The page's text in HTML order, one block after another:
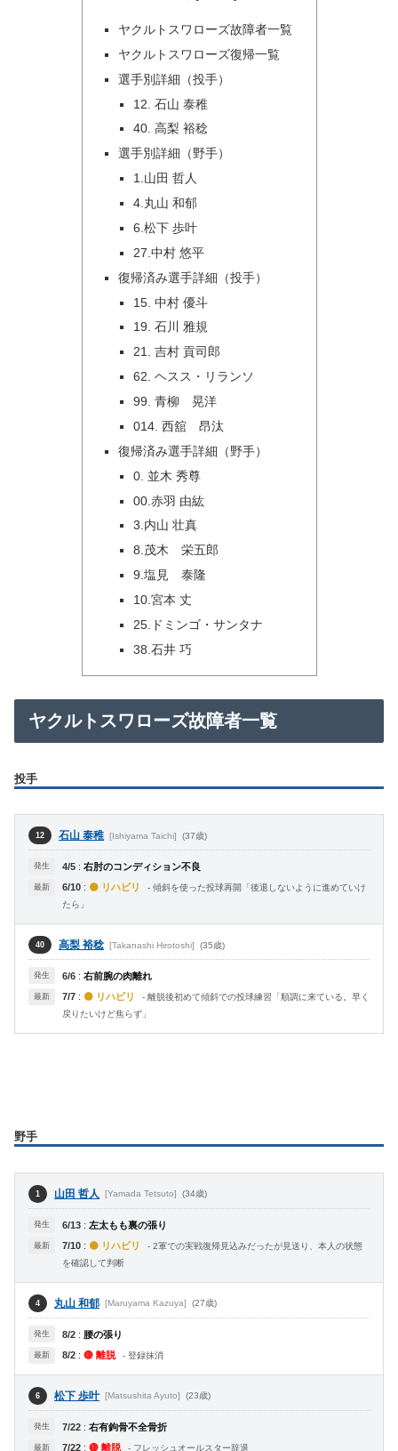
ヤクルトスワローズ故障者一覧
ヤクルトスワローズ復帰一覧
選手別詳細（投手）
12. 石山 泰稚
40. 高梨 裕稔
選手別詳細（野手）
1.山田 哲人
4.丸山 和郁
6.松下 歩叶
27.中村 悠平
復帰済み選手詳細（投手）
15. 中村 優斗
19. 石川 雅規
21. 吉村 貢司郎
62. ヘスス・リランソ
99. 青柳 晃洋
014. 西舘 昂汰
復帰済み選手詳細（野手）
0. 並木 秀尊
00.赤羽 由紘
3.内山 壮真
8.茂木 栄五郎
9.塩見 泰隆
10.宮本 丈
25.ドミンゴ・サンタナ
38.石井 巧
ヤクルトスワローズ故障者一覧
投手
12 石山 泰稚 [Ishiyama Taichi] (37歳)
発生 4/5 : 右肘のコンディション不良
最新 6/10 : 🟡 リハビリ
- 傾斜を使った投球再開「後退しないように進めていけ
たら」
40 高梨 裕稔 [Takanashi Hirotoshi] (35歳)
発生 6/6 : 右前腕の肉離れ
最新 7/7 : 🟡 リハビリ
- 離脱後初めて傾斜での投球練習「順調に来ている。早く
戻りたいけど焦らず」
野手
1 山田 哲人 [Yamada Tetsuto] (34歳)
発生 6/13 : 左太もも裏の張り
最新 7/10 : 🟡 リハビリ
- 2軍での実戦復帰見込みだったが見送り、本人の状態
を確認して判断
4 丸山 和郁 [Maruyama Kazuya] (27歳)
発生 8/2 : 腰の張り
最新 8/2 : 🔴 離脱 - 登録抹消
6 松下 歩叶 [Matsushita Ayuto] (23歳)
発生 7/22 : 右有鉤骨不全骨折
最新 7/22 : 🔴 離脱 - フレッシュオールスター辞退